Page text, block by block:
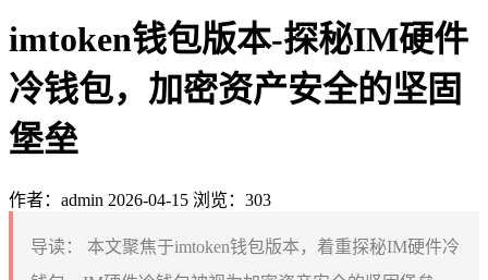
imtoken钱包版本-探秘IM硬件
冷钱包，加密资产安全的坚固
堡垒
作者：admin 2026-04-15 浏览：303
导读：
本文聚焦于imtoken钱包版本，着重探秘IM硬件冷